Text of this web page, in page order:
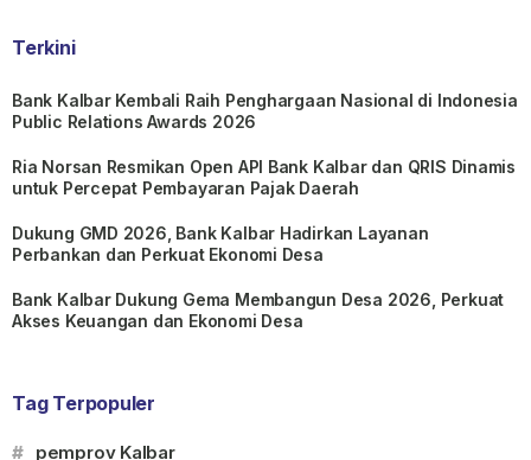
Terkini
Bank Kalbar Kembali Raih Penghargaan Nasional di Indonesia
Public Relations Awards 2026
Ria Norsan Resmikan Open API Bank Kalbar dan QRIS Dinamis
untuk Percepat Pembayaran Pajak Daerah
Dukung GMD 2026, Bank Kalbar Hadirkan Layanan
Perbankan dan Perkuat Ekonomi Desa
Bank Kalbar Dukung Gema Membangun Desa 2026, Perkuat
Akses Keuangan dan Ekonomi Desa
Tag Terpopuler
# pemprov Kalbar